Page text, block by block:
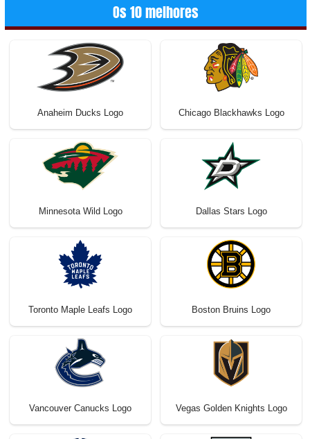
Os 10 melhores
Anaheim Ducks Logo Chicago Blackhawks Logo
Minnesota Wild Logo Dallas Stars Logo
Toronto Maple Leafs Logo Boston Bruins Logo
Vancouver Canucks Logo Vegas Golden Knights Logo